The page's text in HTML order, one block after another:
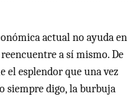
actual no ayuda en
a sí mismo. De
el esplendor que una vez
siempre digo, la burbuja